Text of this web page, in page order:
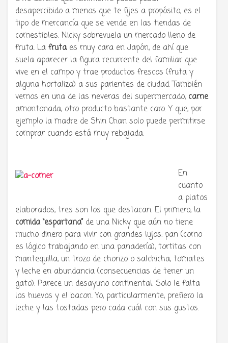
desapercibido a menos que te fijes a propósito, es el
tipo de mercancía que se vende en las tiendas de
comestibles. Nicky sobrevuela un mercado lleno de
fruta. La fruta es muy cara en Japón, de ahí que
suela aparecer la figura recurrente del familiar que
vive en el campo y trae productos frescos (fruta y
alguna hortaliza) a sus parientes de ciudad. También
vemos en una de las neveras del supermercado, carne
amontonada, otro producto bastante caro. Y que, por
ejemplo la madre de Shin Chan solo puede permitirse
comprar cuando está muy rebajada.
En
cuanto
a platos
elaborados, tres son los que destacan. El primero, la
comida “espartana” de una Nicky que aún no tiene
mucho dinero para vivir con grandes lujos: pan (como
es lógico trabajando en una panadería), tortitas con
mantequilla, un trozo de chorizo o salchicha, tomates
y leche en abundancia (consecuencias de tener un
gato). Parece un desayuno continental. Solo le falta
los huevos y el bacon. Yo, particularmente, prefiero la
leche y las tostadas pero cada cuál con sus gustos.